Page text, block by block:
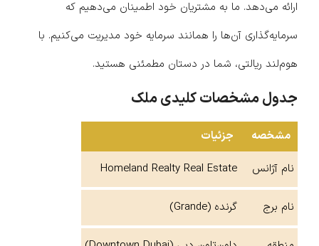
ارائه می‌دهد. ما به مشتریان خود اطمینان می‌دهیم که
سرمایه‌گذاری آن‌ها را همانند سرمایه خود مدیریت می‌کنیم. با
هوم‌لند ریالتی، شما در دستان مطمئنی هستید.
جدول مشخصات کلیدی ملک
مشخصه
جزئیات
نام آژانس
Homeland Realty Real Estate
نام برج گرنده (Grande)